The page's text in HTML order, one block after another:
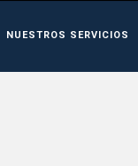
NUESTROS SERVICIOS